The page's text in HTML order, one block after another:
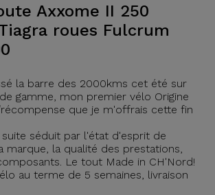
Axxome II 250
roues Fulcrum
la barre des 2000kms cet été sur
gamme, mon premier vélo Origine
que je m'offrais cette fin
séduit par l'état d'esprit de
marque, la qualité des prestations,
Le tout Made in CH'Nord!
au terme de 5 semaines, livraison